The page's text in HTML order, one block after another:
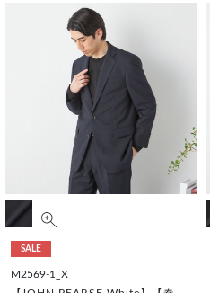
SALE
M2569-1_X